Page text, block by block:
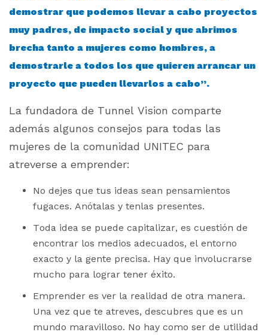
demostrar que podemos llevar a cabo proyectos
muy padres, de impacto social y que abrimos
brecha tanto a mujeres como hombres, a
demostrarle a todos los que quieren arrancar un
proyecto que pueden llevarlos a cabo”.
La fundadora de Tunnel Vision comparte
además algunos consejos para todas las
mujeres de la comunidad UNITEC para
atreverse a emprender:
No dejes que tus ideas sean pensamientos
fugaces. Anótalas y tenlas presentes.
Toda idea se puede capitalizar, es cuestión de
encontrar los medios adecuados, el entorno
exacto y la gente precisa. Hay que involucrarse
mucho para lograr tener éxito.
Emprender es ver la realidad de otra manera.
Una vez que te atreves, descubres que es un
mundo maravilloso. No hay como ser de utilidad